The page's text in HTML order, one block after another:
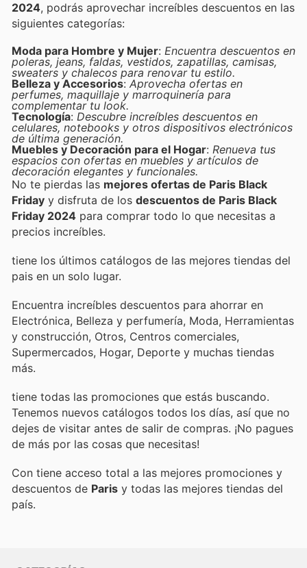
2024, podrás aprovechar increíbles descuentos en las
siguientes categorías:
Moda para Hombre y Mujer: Encuentra descuentos en
poleras, jeans, faldas, vestidos, zapatillas, camisas,
sweaters y chalecos para renovar tu estilo.
Belleza y Accesorios: Aprovecha ofertas en
perfumes, maquillaje y marroquinería para
complementar tu look.
Tecnología: Descubre increíbles descuentos en
celulares, notebooks y otros dispositivos electrónicos
de última generación.
Muebles y Decoración para el Hogar: Renueva tus
espacios con ofertas en muebles y artículos de
decoración elegantes y funcionales.
No te pierdas las mejores ofertas de Paris Black
Friday y disfruta de los descuentos de Paris Black
Friday 2024 para comprar todo lo que necesitas a
precios increíbles.
tiene los últimos catálogos de las mejores tiendas del
pais en un solo lugar.
Encuentra increíbles descuentos para ahorrar en
Electrónica, Belleza y perfumería, Moda, Herramientas
y construcción, Otros, Centros comerciales,
Supermercados, Hogar, Deporte y muchas tiendas
más.
tiene todas las promociones que estás buscando.
Tenemos nuevos catálogos todos los días, así que no
dejes de visitar antes de salir de compras. ¡No pagues
de más por las cosas que necesitas!
Con tiene acceso total a las mejores promociones y
descuentos de Paris y todas las mejores tiendas del
país.